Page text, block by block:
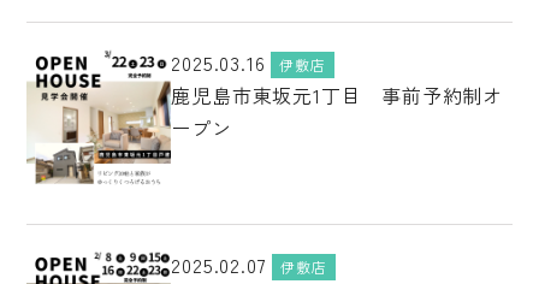
2025.03.16 伊敷店
鹿児島市東坂元1丁目 事前予約制オ
ープン
2025.02.07 伊敷店